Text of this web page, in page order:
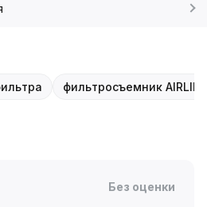
фильтросъемник AIRLINE
Без оценки